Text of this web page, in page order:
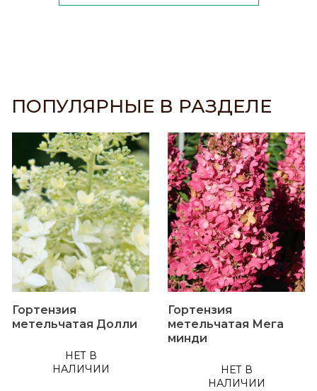
ПОПУЛЯРНЫЕ В РАЗДЕЛЕ
Гортензия
метельчатая Долли
НЕТ В
НАЛИЧИИ
Гортензия
метельчатая Мега
минди
НЕТ В
НАЛИЧИИ